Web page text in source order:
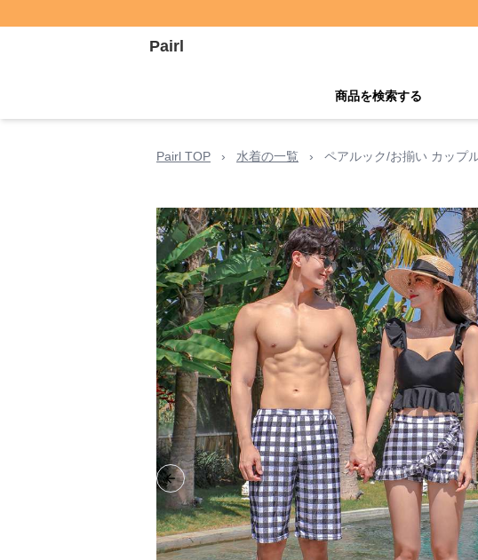
Pairl
商品を検索する
Pairl TOP › 水着の一覧 › ペアルック/お揃い カップ
Previous slide